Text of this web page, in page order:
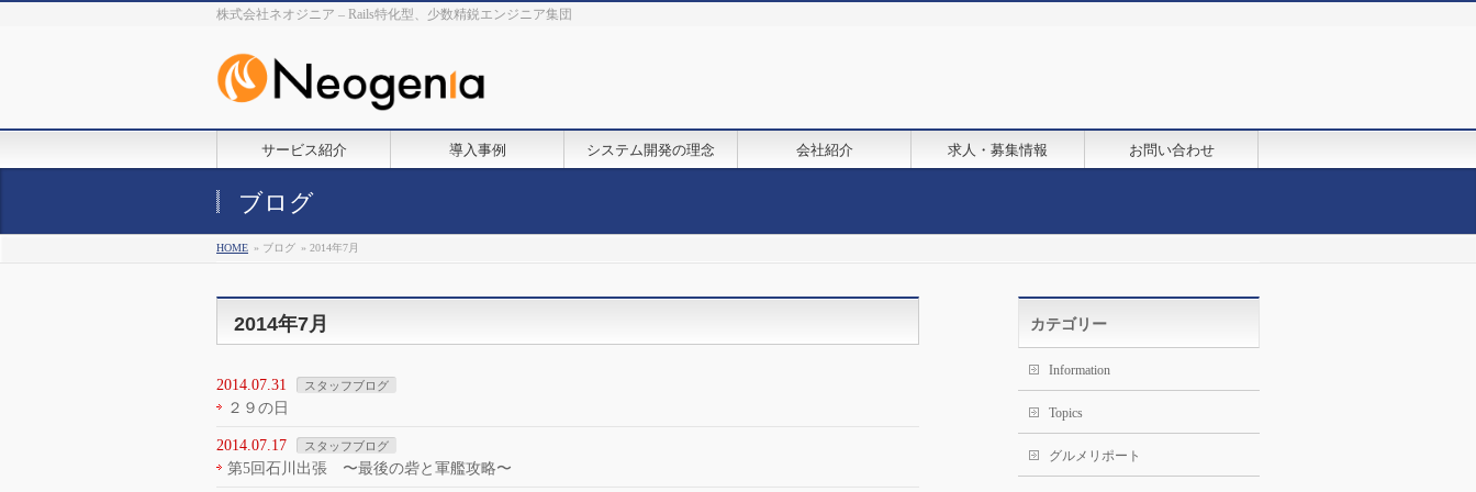
株式会社ネオジニア – Rails特化型、少数精鋭エンジニア集団
サービス紹介 導入事例 システム開発の理念 会社紹介 求人・募集情報 お問い合わせ
ブログ
HOME » ブログ » 2014年7月
2014年7月
2014.07.31 スタッフブログ
２９の日
2014.07.17 スタッフブログ
第5回石川出張 〜最後の砦と軍艦攻略〜
カテゴリー
Information
Topics
グルメリポート